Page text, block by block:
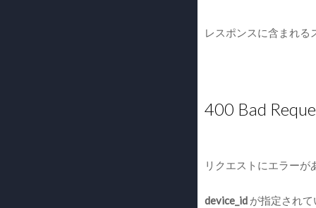
レスポンスに含まれる
400 Bad
リクエストにエラー
device_id が指定され